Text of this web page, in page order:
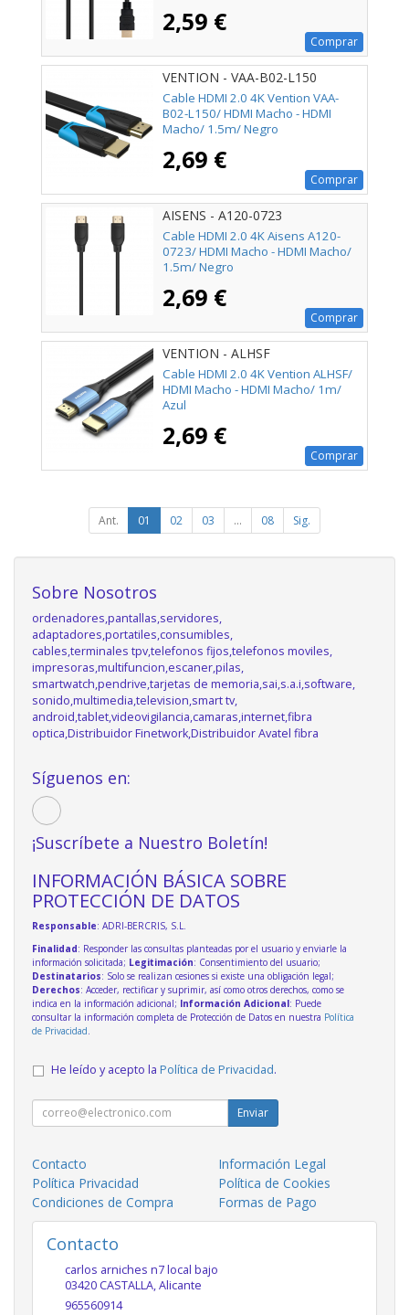
2,59 €
Comprar
VENTION - VAA-B02-L150
Cable HDMI 2.0 4K Vention VAA-
B02-L150/ HDMI Macho - HDMI
Macho/ 1.5m/ Negro
2,69 €
Comprar
AISENS - A120-0723
Cable HDMI 2.0 4K Aisens A120-
0723/ HDMI Macho - HDMI Macho/
1.5m/ Negro
2,69 €
Comprar
VENTION - ALHSF
Cable HDMI 2.0 4K Vention ALHSF/
HDMI Macho - HDMI Macho/ 1m/
Azul
2,69 €
Comprar
Ant. 01 02 03 ... 08 Sig.
Sobre Nosotros
ordenadores,pantallas,servidores,
adaptadores,portatiles,consumibles,
cables,terminales tpv,telefonos fijos,telefonos moviles,
impresoras,multifuncion,escaner,pilas,
smartwatch,pendrive,tarjetas de memoria,sai,s.a.i,software,
sonido,multimedia,television,smart tv,
android,tablet,videovigilancia,camaras,internet,fibra
optica,Distribuidor Finetwork,Distribuidor Avatel fibra
Síguenos en:
¡Suscríbete a Nuestro Boletín!
INFORMACIÓN BÁSICA SOBRE
PROTECCIÓN DE DATOS
Responsable: ADRI-BERCRIS, S.L.
Finalidad: Responder las consultas planteadas por el usuario y enviarle la
información solicitada; Legitimación: Consentimiento del usuario;
Destinatarios: Solo se realizan cesiones si existe una obligación legal;
Derechos: Acceder, rectificar y suprimir, así como otros derechos, como se
indica en la información adicional; Información Adicional: Puede
consultar la información completa de Protección de Datos en nuestra Política
de Privacidad
He leído y acepto la Política de Privacidad.
Enviar
Contacto
Información Legal
Política Privacidad
Política de Cookies
Condiciones de Compra
Formas de Pago
Contacto
carlos arniches n7 local bajo
03420 CASTALLA,Alicante
965560914